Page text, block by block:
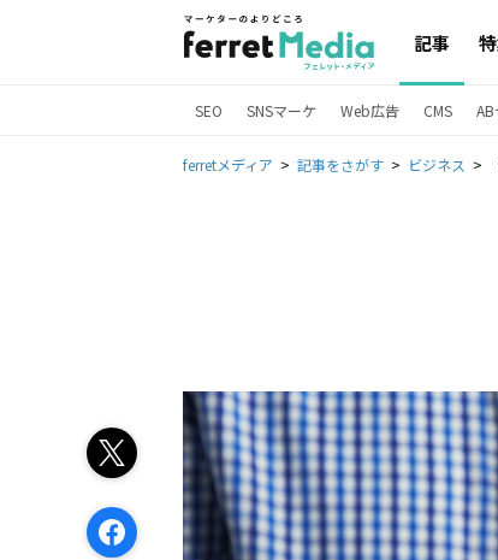
記事
SEO SNSマーケ Web広告 CMS AB
ferretメディア 記事をさがす ビジネス